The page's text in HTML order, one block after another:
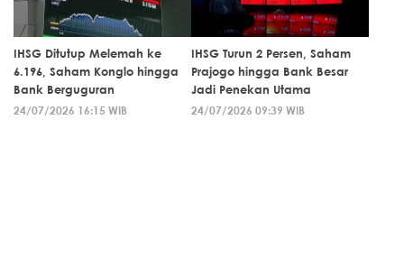
IHSG Ditutup Melemah ke
6.196, Saham Konglo hingga
Bank Berguguran
24/07/2026 16:15 WIB
IHSG Turun 2 Persen, Saham
Prajogo hingga Bank Besar
Jadi Penekan Utama
24/07/2026 09:39 WIB